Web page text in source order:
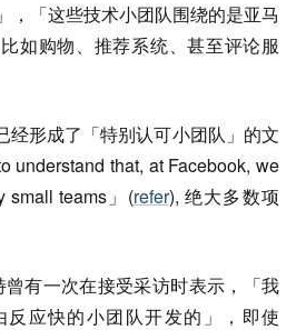
，「这些技术小团队围绕的是亚马
如购物、推荐系统、甚至评论服
经形成了「特别认可小团队」的文
understand that, at Facebook, we
small teams」(refer), 绝大多数项
有一次在接受采访时表示，「我
应快的小团队开发的」，即使